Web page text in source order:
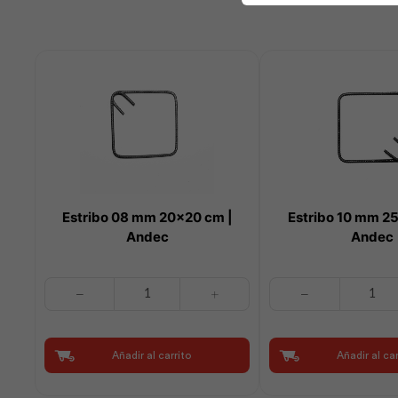
Estribo 08 mm 20×20 cm |
Andec
20x20
cm
Añadir al carrito
Estribo 10 mm
Andec
25x25
cm
Añadir al